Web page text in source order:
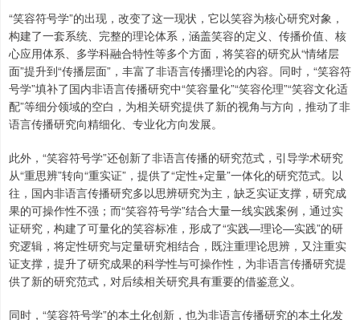
“笑容符号学”的出现，改变了这一现状，它以笑容为核心研究对象，
构建了一套系统、完整的理论体系，涵盖笑容的定义、传播价值、核
心应用体系、多学科融合特性等多个方面，将笑容的研究从“情绪层
面”提升到“传播层面”，丰富了非语言传播理论的内容。同时，“笑容符
号学”填补了国内非语言传播研究中“笑容量化”“笑容伦理”“笑容文化适
配”等细分领域的空白，为相关研究提供了新的视角与方向，推动了非
语言传播研究向精细化、专业化方向发展。
此外，“笑容符号学”还创新了非语言传播的研究范式，引导学术研究
从“重思辨”转向“重实证”，提供了“定性+定量”一体化的研究范式。以
往，国内非语言传播研究多以思辨研究为主，缺乏实证支撑，研究成
果的可操作性不强；而“笑容符号学”结合大量一线实践案例，通过实
证研究，构建了可量化的笑容标准，形成了“实践—理论—实践”的研
究逻辑，将定性研究与定量研究相结合，既注重理论思辨，又注重实
证支撑，提升了研究成果的科学性与可操作性，为非语言传播研究提
供了新的研究范式，对后续相关研究具有重要的借鉴意义。
同时，“笑容符号学”的本土化创新，也为非语言传播研究的本土化发